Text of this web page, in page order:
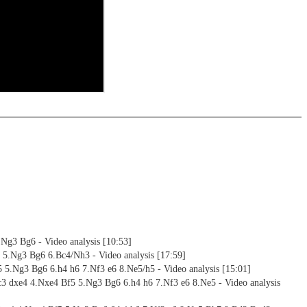
Bg6 - Video analysis [10:53]
Bg6 6.Bc4/Nh3 - Video analysis [17:59]
Bg6 6.h4 h6 7.Nf3 e6 8.Ne5/h5 - Video analysis [15:01]
4.Nxe4 Bf5 5.Ng3 Bg6 6.h4 h6 7.Nf3 e6 8.Ne5 - Video analysis